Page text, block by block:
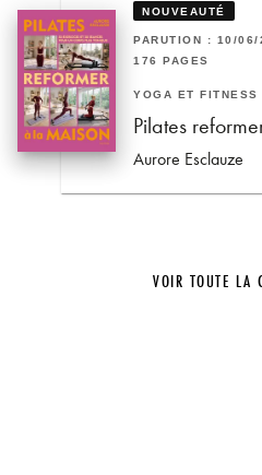
NOUVEAUTÉ
PARUTION : 10/06/
176 PAGES
YOGA ET FITNESS
Pilates
Aurore Esclauze
VOIR TOUTE LA